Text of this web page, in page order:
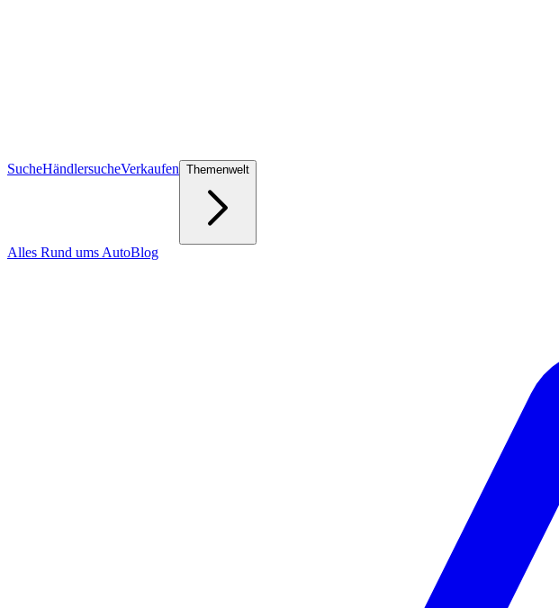
SucheHändlersucheVerkaufen Themenwelt
Alles Rund ums AutoBlog